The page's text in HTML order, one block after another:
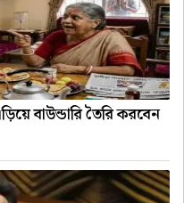
বাউন্ডারি তৈরি করবেন